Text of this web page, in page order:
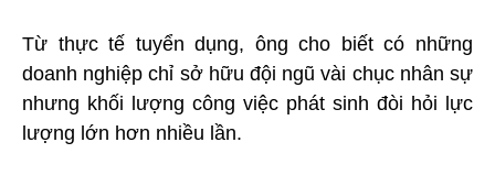
Từ thực tế tuyển dụng, ông cho biết có những
doanh nghiệp chỉ sở hữu đội ngũ vài chục nhân sự
nhưng khối lượng công việc phát sinh đòi hỏi lực
lượng lớn hơn nhiều lần.